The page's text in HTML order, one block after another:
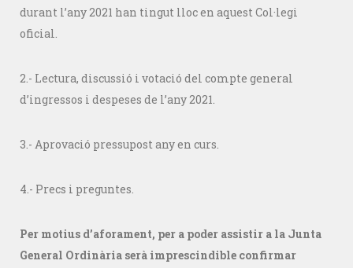
durant l’any 2021 han tingut lloc en aquest Col·legi
oficial.
2.- Lectura, discussió i votació del compte general
d’ingressos i despeses de l’any 2021.
3.- Aprovació pressupost any en curs.
4.- Precs i preguntes.
Per motius d’aforament, per a poder assistir a la Junta
General Ordinària serà imprescindible confirmar